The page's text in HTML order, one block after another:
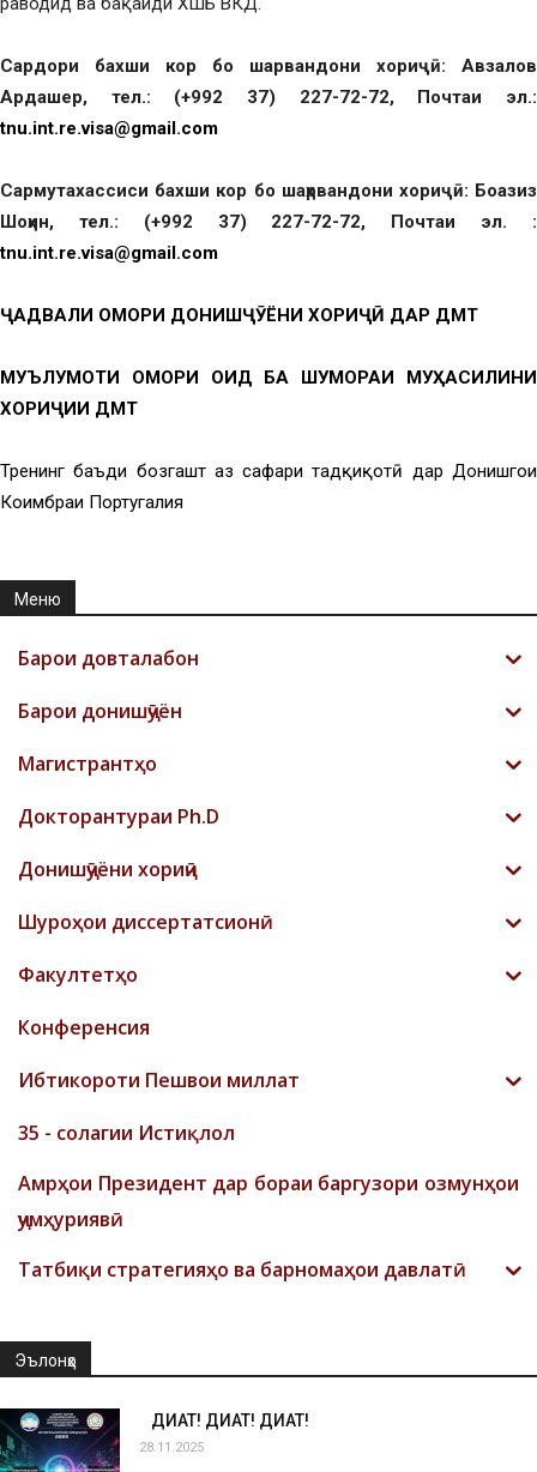
Сардори бахши кор бо шарвандони хориҷӣ: Авзалов
Ардашер, тел.: (+992 37) 227-72-72, Почтаи эл.:
tnu.int.re.visa@gmail.com
Сармутахассиси бахши кор бо шаҳрвандони хориҷӣ: Боазиз
Шоҳин, тел.: (+992 37) 227-72-72, Почтаи эл. :
tnu.int.re.visa@gmail.com
ҶАДВАЛИ ОМОРИ ДОНИШҶӮЁНИ ХОРИҶӢ ДАР ДМТ
МУЪЛУМОТИ ОМОРИ ОИД БА ШУМОРАИ МУҲАСИЛИНИ
ХОРИҶИИ ДМТ
Тренинг баъди бозгашт аз сафари тадқиқотӣ дар Донишгоҳи
Коимбраи Португалия
Меню
Барои довталабон
Барои донишҷӯён
Магистрантҳо
Докторантураи Ph.D
Донишҷӯёни хориҷӣ
Шyроҳои диссертатсионӣ
Факултетҳо
Конференсия
Ибтикороти Пешвои миллат
35 - солагии Истиқлол
Амрҳои Президент дар бораи баргузори озмунҳои
ҷумҳуриявӣ
Татбиқи стратегияҳо ва барномаҳои давлатӣ
Эълонҳо
ДИҚҚАТ! ДИҚҚАТ! ДИҚҚАТ!
28.11.2025